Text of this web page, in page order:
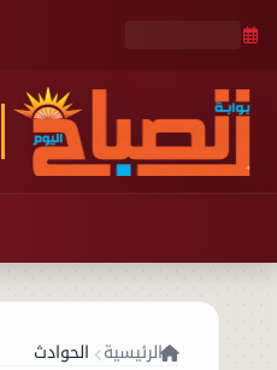
الرئيسية الحوادث